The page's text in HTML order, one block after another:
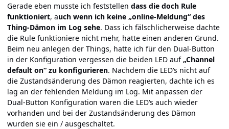
Gerade eben musste ich feststellen dass die doch Rule
funktioniert, auch wenn ich keine „online-Meldung“ des
Thing-Dämon im Log sehe. Dass ich fälschlicherweise dachte
die Rule funktioniere nicht mehr, hatte einen anderen Grund.
Beim neu anlegen der Things, hatte ich für den Dual-Button
in der Konfiguration vergessen die beiden LED auf „Channel
default on“ zu konfigurieren. Nachdem die LED‘s nicht auf
die Zustandsänderung des Dämon reagierten, dachte ich es
lag an der fehlenden Meldung im Log. Mit anpassen der
Dual-Button Konfiguration waren die LED‘s auch wieder
vorhanden und bei der Zustandsänderung des Dämon
wurden sie ein / ausgeschaltet.